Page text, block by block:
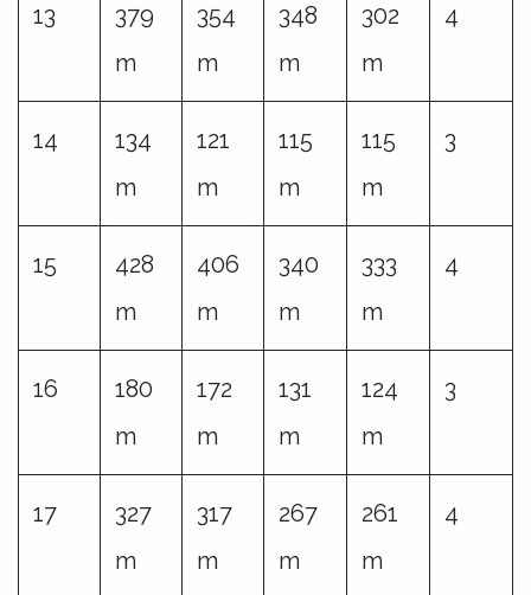
13
379
m
354
m
348
m
302
m
4
14
134
m
121
m
115
m
115
m
3
15
428
m
406
m
340
m
333
m
4
16
180
m
172
m
131
m
124
m
3
17
327
m
317
m
267
m
261
m
4